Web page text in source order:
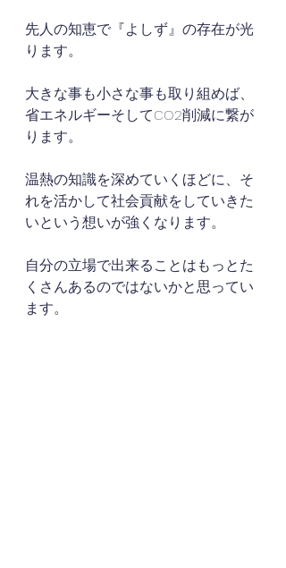
先人の知恵で『よしず』の存在が光
ります。
大きな事も小さな事も取り組めば、
省エネルギーそしてCO2削減に繋が
ります。
温熱の知識を深めていくほどに、そ
れを活かして社会貢献をしていきた
いという想いが強くなります。
自分の立場で出来ることはもっとた
くさんあるのではないかと思ってい
ます。